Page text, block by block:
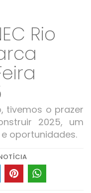
Rio
tivemos o prazer
2025, um
oportunidades.